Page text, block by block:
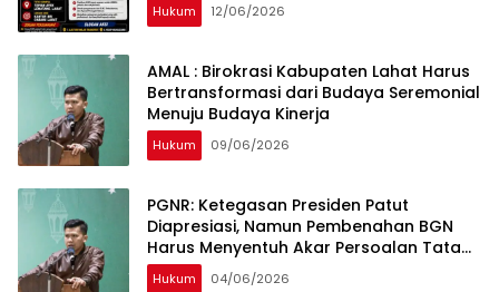
Hukum 12/06/2026
AMAL : Birokrasi Kabupaten Lahat Harus
Bertransformasi dari Budaya Seremonial
Menuju Budaya Kinerja
Hukum 09/06/2026
PGNR: Ketegasan Presiden Patut
Diapresiasi, Namun Pembenahan BGN
Harus Menyentuh Akar Persoalan Tata
Kelola
Hukum 04/06/2026